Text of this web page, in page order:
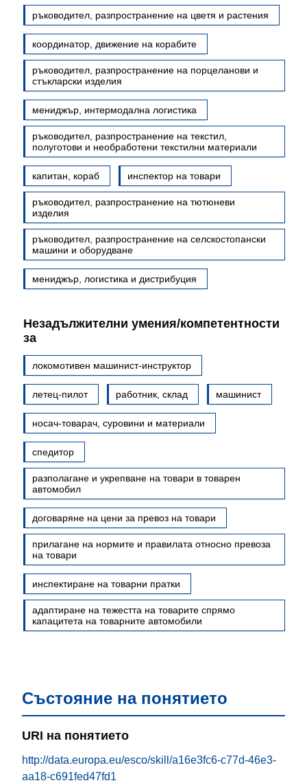
ръководител, разпространение на цветя и растения
координатор, движение на корабите
ръководител, разпространение на порцеланови и
стъкларски изделия
мениджър, интермодална логистика
ръководител, разпространение на текстил,
полуготови и необработени текстилни материали
капитан, кораб инспектор на товари
ръководител, разпространение на тютюневи
изделия
ръководител, разпространение на селскостопански
машини и оборудване
мениджър, логистика и дистрибуция
Незадължителни умения/компетентности
за
локомотивен машинист-инструктор
летец-пилот работник, склад машинист
носач-товарач, суровини и материали
спедитор
разполагане и укрепване на товари в товарен
автомобил
договаряне на цени за превоз на товари
прилагане на нормите и правилата относно превоза
на товари
инспектиране на товарни пратки
адаптиране на тежестта на товарите спрямо
капацитета на товарните автомобили
Състояние на понятието
URI на понятието
http://data.europa.eu/esco/skill/a16e3fc6-c77d-46e3-
aa18-c691fed47fd1